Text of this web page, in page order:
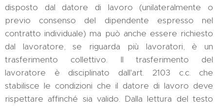
disposto dal datore di lavoro (unilateralmente o
previo consenso del dipendente espresso nel
contratto individuale) ma può anche essere richiesto
dal lavoratore, se riguarda più lavoratori, è un
trasferimento collettivo. Il trasferimento del
lavoratore è disciplinato dall'art. 2103 c.c. che
stabilisce le condizioni che il datore di lavoro deve
rispettare affinché sia valido. Dalla lettura del testo